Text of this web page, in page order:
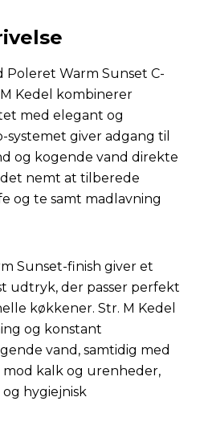
Poleret Warm Sunset C-
Kedel kombinerer
med elegant og
systemet giver adgang til
og kogende vand direkte
nemt at tilberede
og te samt madlavning
Sunset-finish giver et
udtryk, der passer perfekt
køkkener. Str. M Kedel
og konstant
vand, samtidig med
kalk og urenheder,
hygiejnisk